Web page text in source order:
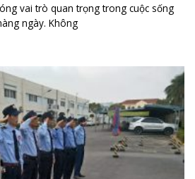
vai trò quan trọng trong cuộc sống
ngày. Không